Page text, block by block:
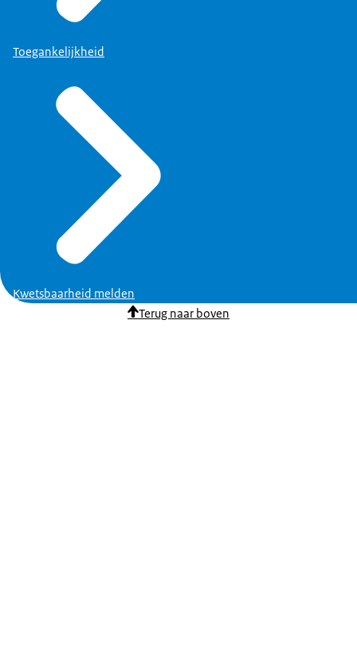
Toegankelijkheid
Kwetsbaarheid melden
Terug naar boven